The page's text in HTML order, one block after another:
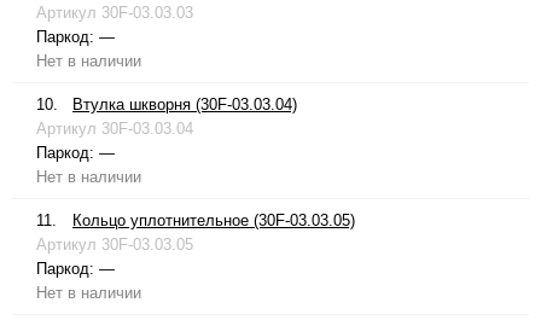
Артикул 30F-03.03.03
Паркод: —
Нет в наличии
10.
Втулка шкворня (30F-03.03.04)
Артикул 30F-03.03.04
Паркод: —
Нет в наличии
11.
Кольцо уплотнительное (30F-03.03.05)
Артикул 30F-03.03.05
Паркод: —
Нет в наличии